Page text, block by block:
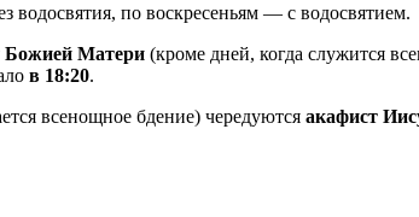
водосвятия, по воскресеньям — с водосвятием.
Божией Матери (кроме дней, когда служится
в 18:20.
всенощное бдение) чередуются акафист